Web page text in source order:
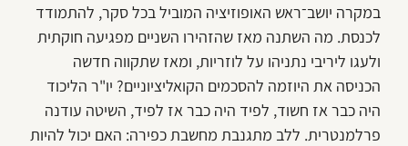
במקרה יושב־ראש האופוזיציה המוביל בכל סקר, להתמודד
לכנסת. מה השתנה מאז שהזהירו השניים מפגיעה חוקתית
ולעגו ליריבי נתניהו על לוזריות, ומאז שתקווה חדשה
הכניסה את היוזמה להסכמים הקואליציוניים? יו"ר הליכוד
היה כבר אז חשוד, לפיד היה כבר אז לפיד, השיטה עודנה
פרלמנטרית. ללב מתגנבת מחשבת כפירה: האם יכול להיות